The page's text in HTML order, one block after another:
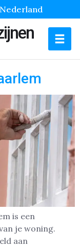
is een
je woning.
aan